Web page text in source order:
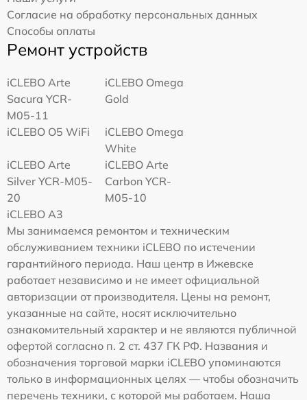
Согласие на обработку персональных данных
Способы оплаты
Ремонт устройств
iCLEBO Arte
Sacura YCR-
M05-11
iCLEBO Omega
Gold
iCLEBO O5 WiFi
iCLEBO Omega
White
iCLEBO Arte
Silver YCR-M05-
20
iCLEBO Arte
Carbon YCR-
M05-10
iCLEBO A3
Мы занимаемся ремонтом и техническим
обслуживанием техники iCLEBO по истечении
гарантийного периода. Наш центр в Ижевске
работает независимо и не имеет официальной
авторизации от производителя. Цены на ремонт,
указанные на сайте, носят исключительно
ознакомительный характер и не являются публичной
офертой согласно п. 2 ст. 437 ГК РФ. Названия и
обозначения торговой марки iCLEBO упоминаются
только в информационных целях — чтобы обозначить
перечень техники, с которой мы работаем. Наша